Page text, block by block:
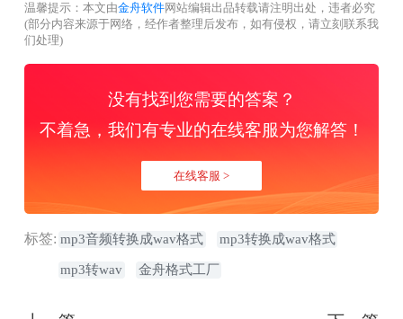
温馨提示：本文由金舟软件网站编辑出品转载请注明出处，违者必究
(部分内容来源于网络，经作者整理后发布，如有侵权，请立刻联系我
们处理)
没有找到您需要的答案？
不着急，我们有专业的在线客服为您解答！
在线客服 >
标签: mp3音频转换成wav格式 mp3转换成wav格式
mp3转wav 金舟格式工厂